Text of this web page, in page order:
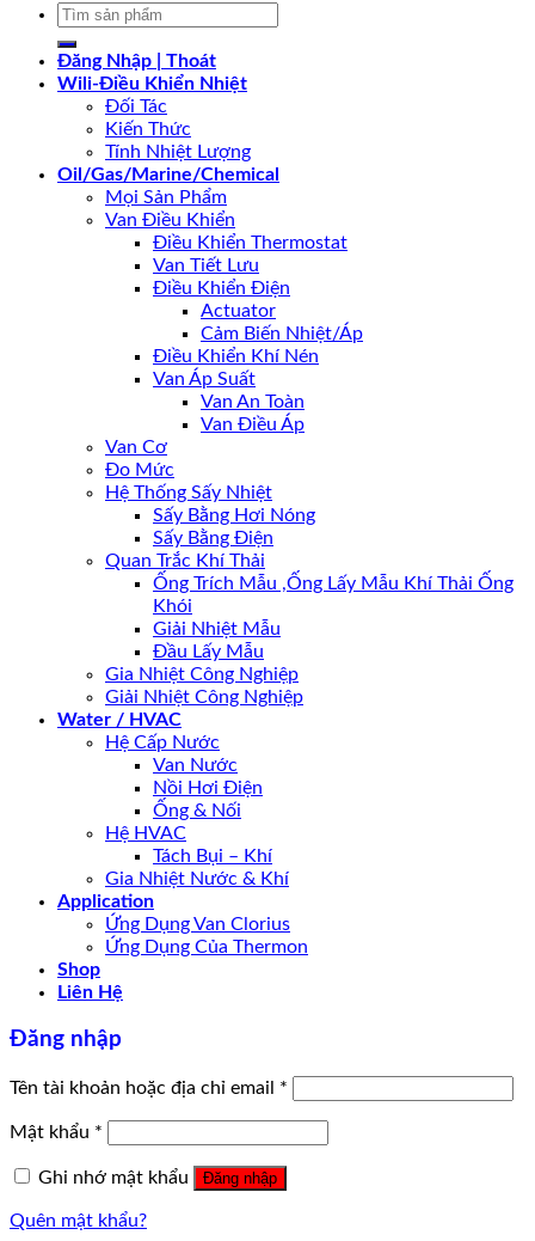
Tìm
kiếm:
Đăng Nhập | Thoát
Wili-Điều Khiển Nhiệt
Đối Tác
Kiến Thức
Tính Nhiệt Lượng
Oil/Gas/Marine/Chemical
Mọi Sản Phẩm
Van Điều Khiển
Điều Khiển Thermostat
Van Tiết Lưu
Điều Khiển Điện
Actuator
Cảm Biến Nhiệt/Áp
Điều Khiển Khí Nén
Van Áp Suất
Van An Toàn
Van Điều Áp
Van Cơ
Đo Mức
Hệ Thống Sấy Nhiệt
Sấy Bằng Hơi Nóng
Sấy Bằng Điện
Quan Trắc Khí Thải
Ống Trích Mẫu ,Ống Lấy Mẫu Khí Thải Ống
Khói
Giải Nhiệt Mẫu
Đầu Lấy Mẫu
Gia Nhiệt Công Nghiệp
Giải Nhiệt Công Nghiệp
Water / HVAC
Hệ Cấp Nước
Van Nước
Nồi Hơi Điện
Ống & Nối
Hệ HVAC
Tách Bụi – Khí
Gia Nhiệt Nước & Khí
Application
Ứng Dụng Van Clorius
Ứng Dụng Của Thermon
Shop
Liên Hệ
Đăng nhập
Tên tài khoản hoặc địa chỉ email *
Mật khẩu *
Ghi nhớ mật khẩu Đăng nhập
Quên mật khẩu?